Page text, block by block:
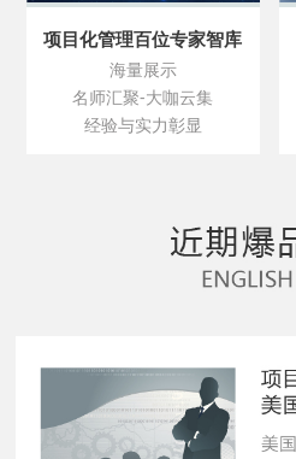
项目化管理百位专家智库
海量展示
名师汇聚-大咖云集
经验与实力彰显